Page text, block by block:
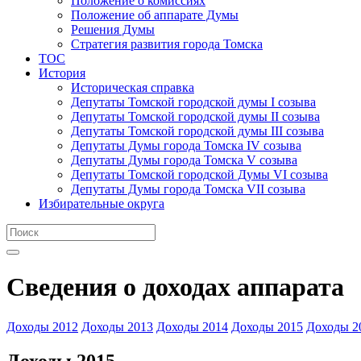
Положение об аппарате Думы
Решения Думы
Стратегия развития города Томска
ТОС
История
Историческая справка
Депутаты Томской городской думы I созыва
Депутаты Томской городской думы II созыва
Депутаты Томской городской думы III созыва
Депутаты Думы города Томска IV созыва
Депутаты Думы города Томска V созыва
Депутаты Томской городской Думы VI созыва
Депутаты Думы города Томска VII созыва
Избирательные округа
Сведения о доходах аппарата
Доходы 2012 Доходы 2013 Доходы 2014 Доходы 2015 Доходы